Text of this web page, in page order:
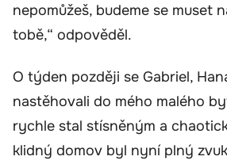
nepomůžeš, budeme se muset
tobě,“ odpověděl.
O týden později se Gabriel,
nastěhovali do mého malého
rychle stal stísněným a
klidný domov byl nyní plný